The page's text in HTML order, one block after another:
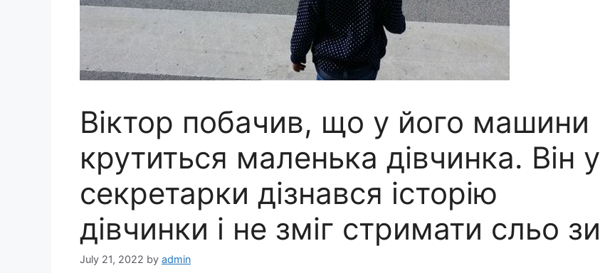
Віктор побачив, що у його машини
крутиться маленька дівчинка. Він у
секретарки дізнався історію
дівчинки і не зміг стримати сльо зи
July 21, 2022 by admin